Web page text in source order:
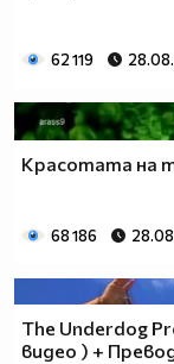
62 119
Красотата на
68 186
The Underdog
видео ) +